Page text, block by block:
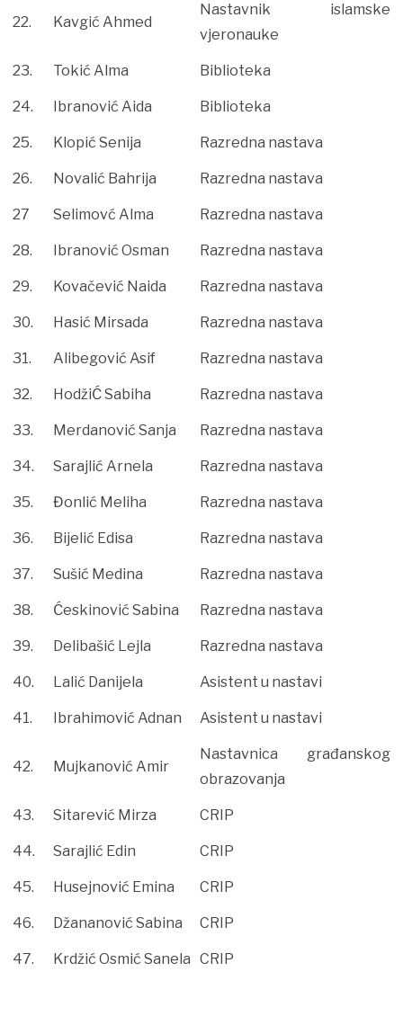
22. Kavgić Ahmed
Nastavnik islamske
vjeronauke
23. Tokić Alma Biblioteka
24. Ibranović Aida Biblioteka
25. Klopić Senija Razredna nastava
26. Novalić Bahrija Razredna nastava
27 Selimovć Alma Razredna nastava
28. Ibranović Osman Razredna nastava
29. Kovačević Naida Razredna nastava
30. Hasić Mirsada Razredna nastava
31. Alibegović Asif Razredna nastava
32. HodžiĆ Sabiha Razredna nastava
33. Merdanović Sanja Razredna nastava
34. Sarajlić Arnela Razredna nastava
35. Đonlić Meliha Razredna nastava
36. Bijelić Edisa Razredna nastava
37. Sušić Medina Razredna nastava
38. Ćeskinović Sabina Razredna nastava
39. Delibašić Lejla Razredna nastava
40. Lalić Danijela Asistent u nastavi
41. Ibrahimović Adnan Asistent u nastavi
42. Mujkanović Amir
Nastavnica građanskog
obrazovanja
43. Sitarević Mirza CRIP
44. Sarajlić Edin CRIP
45. Husejnović Emina CRIP
46. Džananović Sabina CRIP
47. Krdžić Osmić Sanela CRIP